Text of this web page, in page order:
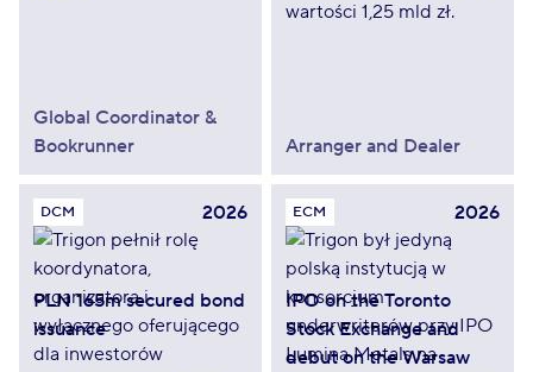
Global Coordinator &
Bookrunner
Arranger and Dealer
DCM 2026
PLN 165m secured bond
issuance
ECM 2026
IPO on the Toronto
Stock Exchange and
debut on the Warsaw